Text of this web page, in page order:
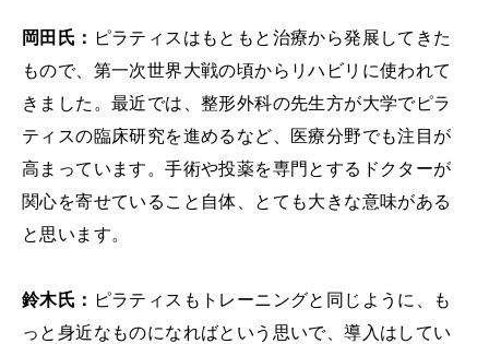
岡田氏： ピラティスはもともと治療から発展してきた
もので、第一次世界大戦の頃からリハビリに使われて
きました。最近では、整形外科の先生方が大学でピラ
ティスの臨床研究を進めるなど、医療分野でも注目が
高まっています。手術や投薬を専門とするドクターが
関心を寄せていること自体、とても大きな意味がある
と思います。
鈴木氏： ピラティスもトレーニングと同じように、も
っと身近なものになればという思いで、導入はしてい